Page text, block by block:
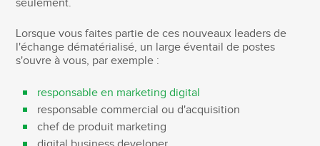
seulement.
Lorsque vous faites partie de ces nouveaux leaders de
l'échange dématérialisé, un large éventail de postes
s'ouvre à vous, par exemple :
responsable en marketing digital
responsable commercial ou d'acquisition
chef de produit marketing